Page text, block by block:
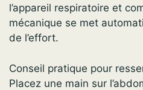
l’appareil respiratoire et
mécanique se met
de l’effort.
Conseil pratique pour
Placez une main sur